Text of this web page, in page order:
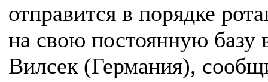
отправится в порядке
на свою постоянную базу
Вилсек (Германия),